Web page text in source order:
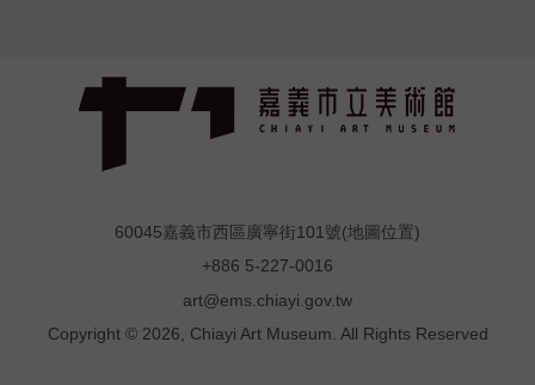
60045嘉義市西區廣寧街101號(地圖位置)
+886 5-227-0016
art@ems.chiayi.gov.tw
Copyright © 2026, Chiayi Art Museum. All Rights Reserved